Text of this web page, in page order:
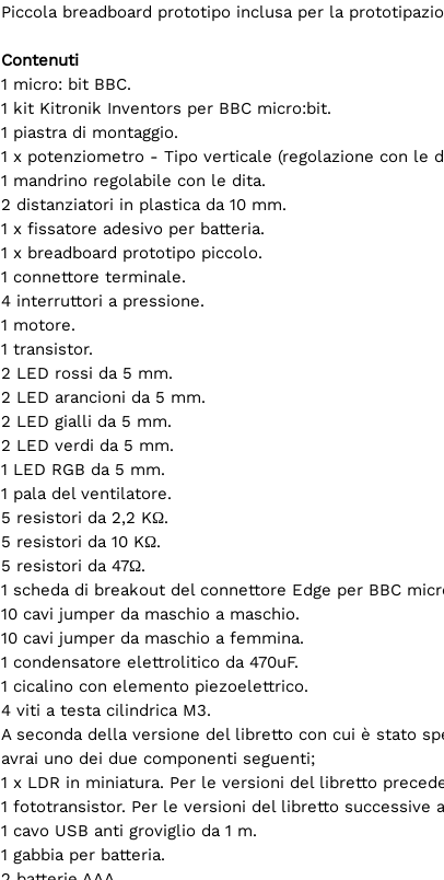
Piccola breadboard prototipo inclusa per la
Contenuti
1 micro: bit BBC.
1 kit Kitronik Inventors per BBC micro:bit.
1 piastra di montaggio.
1 x potenziometro - Tipo verticale (regolazione con le
1 mandrino regolabile con le dita.
2 distanziatori in plastica da 10 mm.
1 x fissatore adesivo per batteria.
1 x breadboard prototipo piccolo.
1 connettore terminale.
4 interruttori a pressione.
1 motore.
1 transistor.
2 LED rossi da 5 mm.
2 LED arancioni da 5 mm.
2 LED gialli da 5 mm.
2 LED verdi da 5 mm.
1 LED RGB da 5 mm.
1 pala del ventilatore.
5 resistori da 2,2 KΩ.
5 resistori da 10 KΩ.
5 resistori da 47Ω.
1 scheda di breakout del connettore Edge per BBC
10 cavi jumper da maschio a maschio.
10 cavi jumper da maschio a femmina.
1 condensatore elettrolitico da 470uF.
1 cicalino con elemento piezoelettrico.
4 viti a testa cilindrica M3.
A seconda della versione del libretto con cui è stato
avrai uno dei due componenti seguenti;
1 x LDR in miniatura. Per le versioni del libretto
1 fototransistor. Per le versioni del libretto successive
1 cavo USB anti groviglio da 1 m.
1 gabbia per batteria.